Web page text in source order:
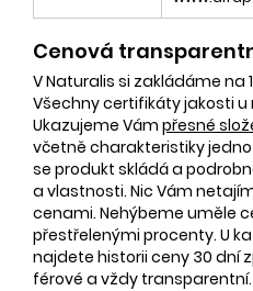
Cenová
V Naturalis si zakládáme na
Všechny certifikáty jakosti u
Ukazujeme Vám přesné
včetně charakteristiky
se produkt skládá a
a vlastnosti. Nic Vám
cenami. Nehýbeme uměle
přestřelenými procenty. U
najdete historii ceny 30 dní
férové a vždy